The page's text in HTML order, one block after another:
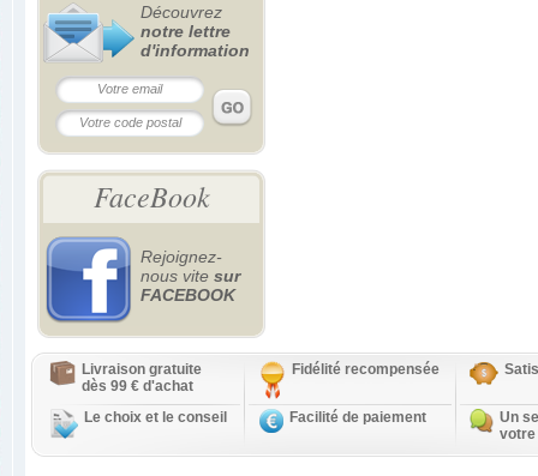
Découvrez
notre lettre
d'information
FaceBook
Rejoignez-
nous vite sur
FACEBOOK
Livraison gratuite
dès 99 € d'achat
Fidélité recompensée
Le choix et le conseil Facilité de paiement
Un
votre